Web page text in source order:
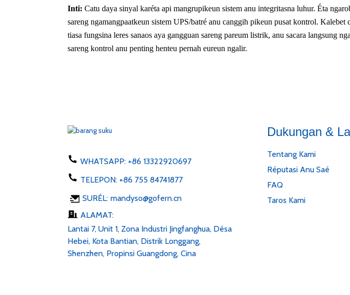
Inti: Catu daya sinyal karéta api mangrupikeun sistem anu integritasna luhur. Éta
sareng ngamangpaatkeun sistem UPS/batré anu canggih pikeun pusat kontrol.
tiasa fungsina leres sanaos aya gangguan sareng pareum listrik, anu sacara langsung
sareng kontrol anu penting henteu pernah eureun ngalir.
WHATSAPP: +86 13322920697
TELEPON: +86 755 84741877
SURÉL: mandyso@gofern.cn
ALAMAT:
Lantai 7, Unit 1, Zona Industri Jingfanghua, Désa
Hebei, Kota Bantian, Distrik Longgang,
Shenzhen, Propinsi Guangdong, Cina
Dukungan &
Tentang Kami
Réputasi Anu Saé
FAQ
Taros Kami